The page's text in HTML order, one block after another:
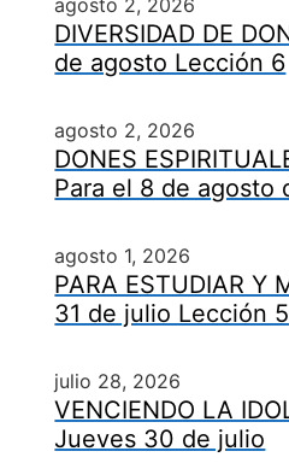
agosto 2, 2026
DIVERSIDAD DE
de agosto Lección 6
agosto 2, 2026
DONES
Para el 8 de agosto
agosto 1, 2026
PARA ESTUDIAR Y
31 de julio Lección 5
julio 28, 2026
VENCIENDO LA
Jueves 30 de julio